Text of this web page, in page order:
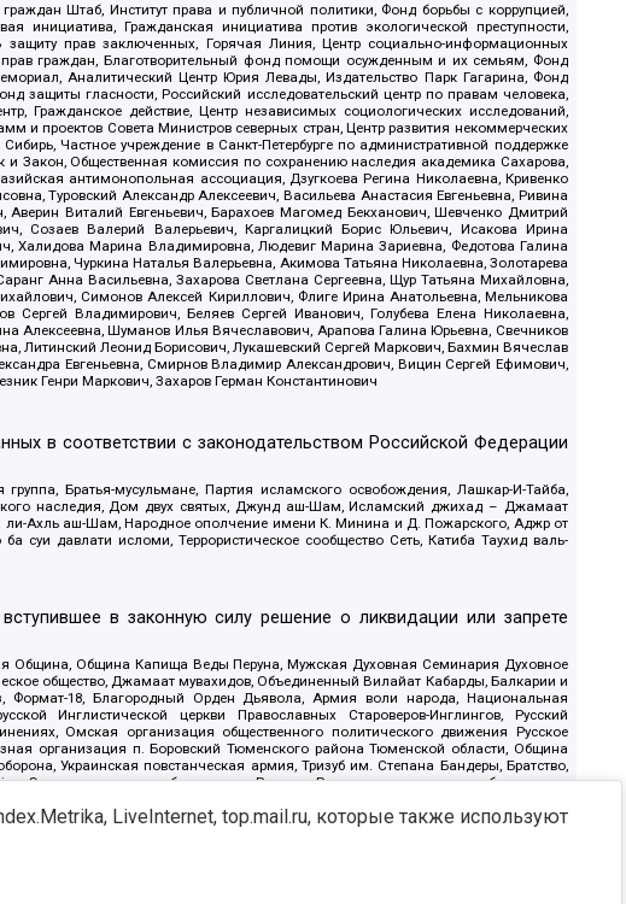
Штаб, Институт права и публичной политики, Фонд борьбы с коррупцией,
Гражданская инициатива против экологической преступности,
прав заключенных, Горячая Линия, Центр социально-информационных
граждан, Благотворительный фонд помощи осужденным и их семьям, Фонд
Аналитический Центр Юрия Левады, Издательство Парк Гагарина, Фонд
защиты гласности, Российский исследовательский центр по правам человека,
Гражданское действие, Центр независимых социологических исследований,
проектов Совета Министров северных стран, Центр развития некоммерческих
Частное учреждение в Санкт-Петербурге по административной поддержке
Закон, Общественная комиссия по сохранению наследия академика Сахарова,
антимонопольная ассоциация, Дзугкоева Регина Николаевна, Кривенко
Туровский Александр Алексеевич, Васильева Анастасия Евгеньевна, Ривина
Виталий Евгеньевич, Барахоев Магомед Бекханович, Шевченко Дмитрий
Созаев Валерий Валерьевич, Каргалицкий Борис Юльевич, Исакова Ирина
Халидова Марина Владимировна, Людевиг Марина Зариевна, Федотова Галина
Чуркина Наталья Валерьевна, Акимова Татьяна Николаевна, Золотарева
Анна Васильевна, Захарова Светлана Сергеевна, Щур Татьяна Михайловна,
Симонов Алексей Кириллович, Флиге Ирина Анатольевна, Мельникова
Владимирович, Беляев Сергей Иванович, Голубева Елена Николаевна,
Алексеевна, Шуманов Илья Вячеславович, Арапова Галина Юрьевна, Свечников
Литинский Леонид Борисович, Лукашевский Сергей Маркович, Бахмин Вячеслав
Евгеньевна, Смирнов Владимир Александрович, Вицин Сергей Ефимович,
Генри Маркович, Захаров Герман Константинович
в соответствии с законодательством Российской Федерации
Братья-мусульмане, Партия исламского освобождения, Лашкар-И-Тайба,
наследия, Дом двух святых, Джунд аш-Шам, Исламский джихад – Джамаат
ли-Ахль аш-Шам, Народное ополчение имени К. Минина и Д. Пожарского, Аджр от
давлати исломи, Террористическое сообщество Сеть, Катиба Таухид валь-
в законную силу решение о ликвидации или запрете
Община, Община Капища Веды Перуна, Мужская Духовная Семинария Духовное
общество, Джамаат мувахидов, Объединенный Вилайат Кабарды, Балкарии и
Формат-18, Благородный Орден Дьявола, Армия воли народа, Национальная
Инглистической церкви Православных Староверов-Инглингов, Русский
Омская организация общественного политического движения Русское
организация п. Боровский Тюменского района Тюменской области, Община
Украинская повстанческая армия, Тризуб им. Степана Бандеры, Братство,
Этнополитическое объединение Русские, Русское национальное объединение
МПГ, Курсом Правды и Единения, Каракольская инициативная группа, Автоград
Башкорт, Нация и свобода, W.H.С., Фалунь Дафа, Иртыш Ultras, Русский
Совет граждан СССР Прикубанского округа г. Краснодара
LiveInternet, top.mail.ru, которые также используют